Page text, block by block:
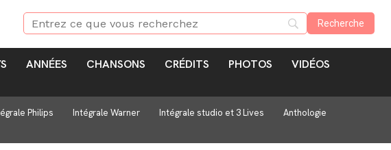
ANNÉES CHANSONS CRÉDITS PHOTOS
VIDÉOS
Philips Intégrale Warner Intégrale studio et 3 Lives
Anthologie